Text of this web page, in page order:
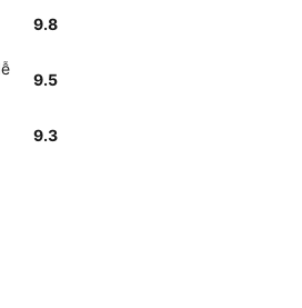
9.8
9.5
9.3